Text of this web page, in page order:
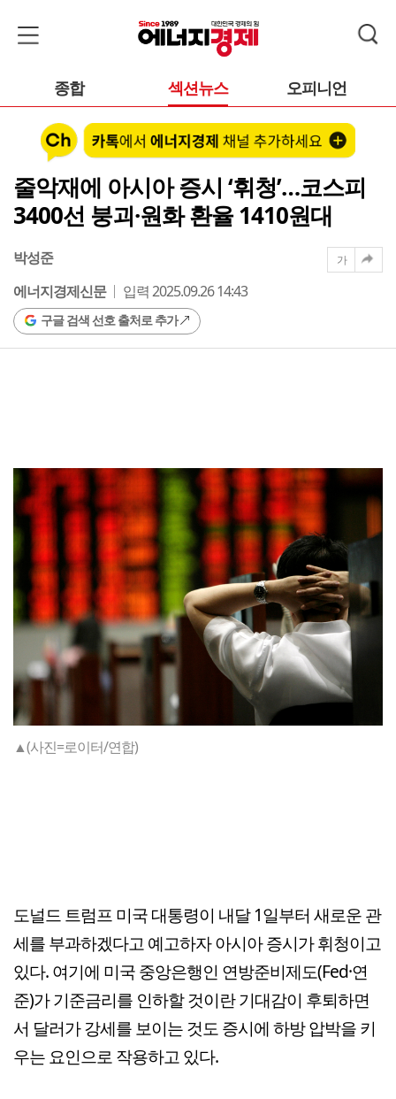
종합 섹션뉴스 오피니언
줄악재에 아시아 증시 ‘휘청’…코스피
3400선 붕괴·원화 환율 1410원대
박성준
에너지경제신문
입력 2025.09.26 14:43
구글 검색 선호 출처로 추가
가
▲(사진=로이터/연합)
도널드 트럼프 미국 대통령이 내달 1일부터 새로운 관
세를 부과하겠다고 예고하자 아시아 증시가 휘청이고
있다. 여기에 미국 중앙은행인 연방준비제도(Fed·연
준)가 기준금리를 인하할 것이란 기대감이 후퇴하면
서 달러가 강세를 보이는 것도 증시에 하방 압박을 키
우는 요인으로 작용하고 있다.